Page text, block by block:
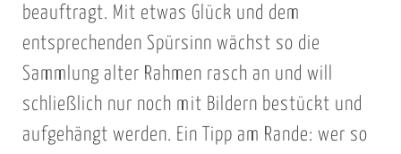
beauftragt. Mit etwas Glück und dem
entsprechenden Spürsinn wächst so die
Sammlung alter Rahmen rasch an und will
schließlich nur noch mit Bildern bestückt und
aufgehängt werden. Ein Tipp am Rande: wer so